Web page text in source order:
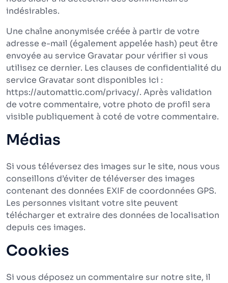
indésirables.
Une chaîne anonymisée créée à partir de votre
adresse e-mail (également appelée hash) peut être
envoyée au service Gravatar pour vérifier si vous
utilisez ce dernier. Les clauses de confidentialité du
service Gravatar sont disponibles ici :
https://automattic.com/privacy/. Après validation
de votre commentaire, votre photo de profil sera
visible publiquement à coté de votre commentaire.
Médias
Si vous téléversez des images sur le site, nous vous
conseillons d’éviter de téléverser des images
contenant des données EXIF de coordonnées GPS.
Les personnes visitant votre site peuvent
télécharger et extraire des données de localisation
depuis ces images.
Cookies
Si vous déposez un commentaire sur notre site, il